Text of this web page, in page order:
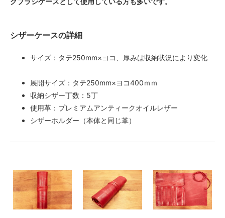
シザーケースの詳細
サイズ：タテ250mm×ヨコ、厚みは収納状況により変化
展開サイズ：タテ250mm×ヨコ400ｍｍ
収納シザー丁数：5丁
使用革：プレミアムアンティークオイルレザー
シザーホルダー（本体と同じ革）